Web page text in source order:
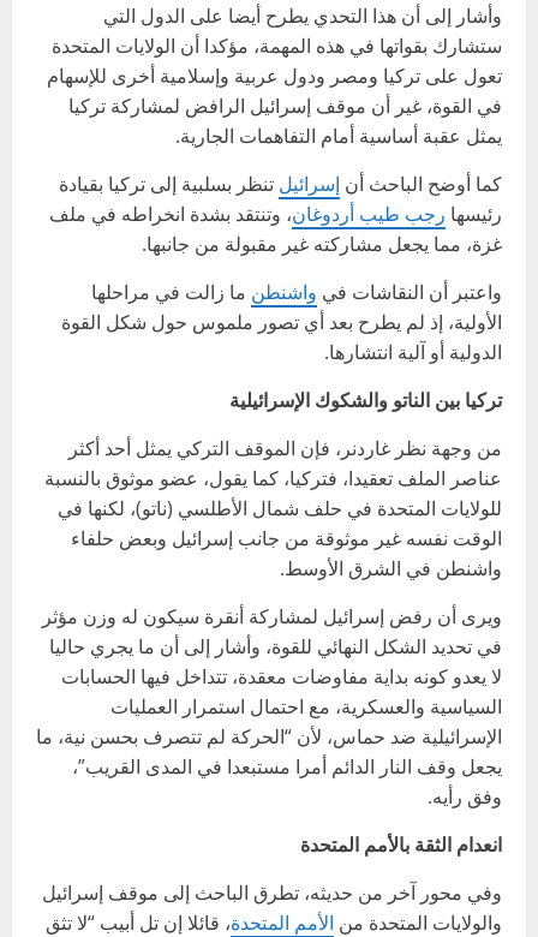
وأشار إلى أن هذا التحدي يطرح أيضا على الدول التي
ستشارك بقواتها في هذه المهمة، مؤكدا أن الولايات المتحدة
تعول على تركيا ومصر ودول عربية وإسلامية أخرى للإسهام
في القوة، غير أن موقف إسرائيل الرافض لمشاركة تركيا
يمثل عقبة أساسية أمام التفاهمات الجارية.
كما أوضح الباحث أن إسرائيل تنظر بسلبية إلى تركيا بقيادة
رئيسها رجب طيب أردوغان، وتنتقد بشدة انخراطه في ملف
غزة، مما يجعل مشاركته غير مقبولة من جانبها.
واعتبر أن النقاشات في واشنطن ما زالت في مراحلها
الأولية، إذ لم يطرح بعد أي تصور ملموس حول شكل القوة
الدولية أو آلية انتشارها.
تركيا بين الناتو والشكوك الإسرائيلية
من وجهة نظر غاردنر، فإن الموقف التركي يمثل أحد أكثر
عناصر الملف تعقيدا، فتركيا، كما يقول، عضو موثوق بالنسبة
للولايات المتحدة في حلف شمال الأطلسي (ناتو)، لكنها في
الوقت نفسه غير موثوقة من جانب إسرائيل وبعض حلفاء
واشنطن في الشرق الأوسط.
ويرى أن رفض إسرائيل لمشاركة أنقرة سيكون له وزن مؤثر
في تحديد الشكل النهائي للقوة، وأشار إلى أن ما يجري حاليا
لا يعدو كونه بداية مفاوضات معقدة، تتداخل فيها الحسابات
السياسية والعسكرية، مع احتمال استمرار العمليات
الإسرائيلية ضد حماس، لأن “الحركة لم تتصرف بحسن نية، ما
يجعل وقف النار الدائم أمرا مستبعدا في المدى القريب”،
وفق رأيه.
انعدام الثقة بالأمم المتحدة
وفي محور آخر من حديثه، تطرق الباحث إلى موقف إسرائيل
والولايات المتحدة من الأمم المتحدة، قائلا إن تل أبيب “لا تثق